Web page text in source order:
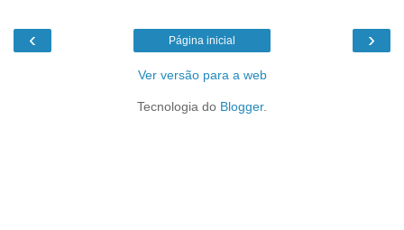
‹ ›
Página inicial
Ver versão para a web
Tecnologia do Blogger.